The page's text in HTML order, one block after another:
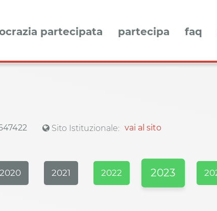
partecipata partecipa faq
Sito Istituzionale: vai al sito
2020 2021 2022 2023